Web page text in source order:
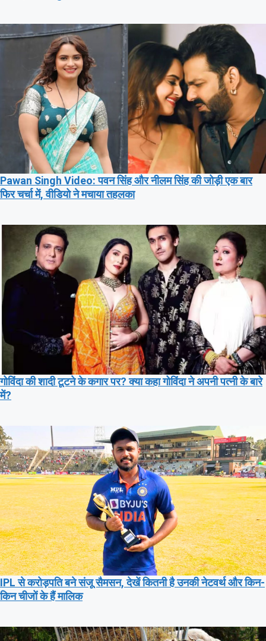
Pawan Singh Video: पवन सिंह और नीलम सिंह की जोड़ी एक बार
फिर चर्चा में, वीडियो ने मचाया तहलका
गोविंदा की शादी टूटने के कगार पर? क्या कहा गोविंदा ने अपनी पत्नी के बारे
में?
IPL से करोड़पति बने संजू सैमसन, देखें कितनी है उनकी नेटवर्थ और किन-
किन चीजों के हैं मालिक